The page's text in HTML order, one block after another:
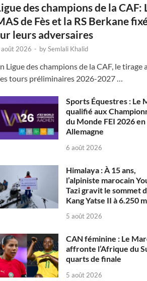
des champions de la CAF:
de Fès et la RS Berkane
leurs adversaires
2026 - bySemlali Khalid
Ligue des champions de la CAF, le tirage
tours préliminaires 2026-2027 …
Sports Équestres : Le
qualifié aux
du Monde FEI 2026 en
Allemagne
6 août 2026
Himalaya : À 15 ans,
l’alpiniste marocain
Tazi gravit le sommet
Kang Yatse II à 6.250 m
5 août 2026
CAN féminine : Le
affronte l’Afrique du
quarts de finale
5 août 2026